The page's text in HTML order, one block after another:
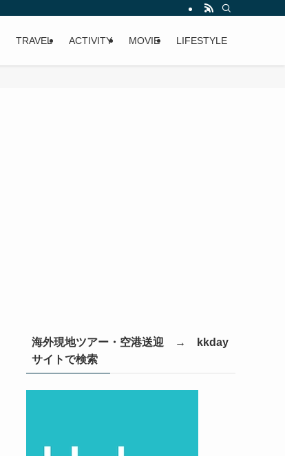
TRAVEL ACTIVITY MOVIE LIFESTYLE
海外現地ツアー・空港送迎 → kkday
サイトで検索